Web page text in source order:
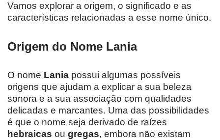
Vamos explorar a origem, o significado e as
características relacionadas a esse nome único.
Origem do Nome Lania
O nome Lania possui algumas possíveis
origens que ajudam a explicar a sua beleza
sonora e a sua associação com qualidades
delicadas e marcantes. Uma das possibilidades
é que o nome seja derivado de raízes
hebraicas ou gregas, embora não existam